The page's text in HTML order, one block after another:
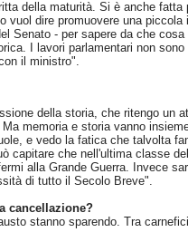
della maturità. Si è anche fatta
vuol dire promuovere una piccola
Senato - per sapere da che
I lavori parlamentari non
il ministro".
della storia, che ritengo un
memoria e storia vanno
e vedo la fatica che talvolta
capitare che nell'ultima classe
alla Grande Guerra. Invece
di tutto il Secolo Breve".
cancellazione?
stanno sparendo. Tra